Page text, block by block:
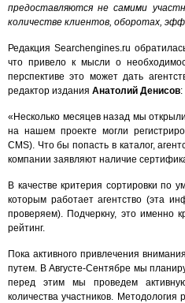
предоставляются не самими
количестве клиентов, оборотах,
Редакция Searchengines.ru
что привело к мысли о
перспективе это может дать
редактор издания Анатолий Денисов:
«Несколько месяцев назад мы
на нашем проекте могли
CMS). Что бы попасть в каталог,
компании заявляют наличие
В качестве критерия сортировки
которым работает агентство (эта
проверяем). Подчеркну, это именно
рейтинг.
Пока активного привлечения
путем. В Августе-Сентябре мы
перед этим мы проведем
количества участников.